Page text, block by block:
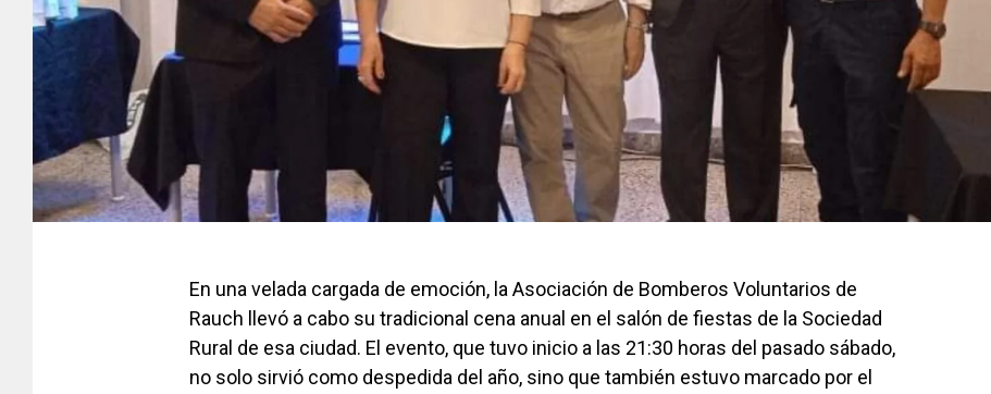
En una velada cargada de emoción, la Asociación de Bomberos Voluntarios de
Rauch llevó a cabo su tradicional cena anual en el salón de fiestas de la Sociedad
Rural de esa ciudad. El evento, que tuvo inicio a las 21:30 horas del pasado sábado,
no solo sirvió como despedida del año, sino que también estuvo marcado por el